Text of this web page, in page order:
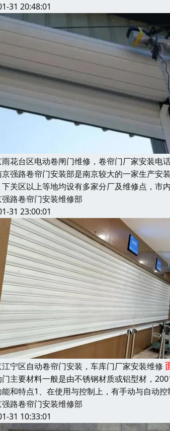
31 20:48:01
花台区电动卷闸门维修，卷帘门厂家安装电
强路卷帘门安装部是南京较大的一家生产安
关区以上等地均设有多家分厂及维修点，市
路卷帘门安装维修部
31 23:00:01
宁区自动卷帘门安装，车库门厂家安装维修
主要材料一般是由不锈钢材质或铝型材，
和特点1、在使用与控制上，有手动与自动
路卷帘门安装维修部
31 10:33:01